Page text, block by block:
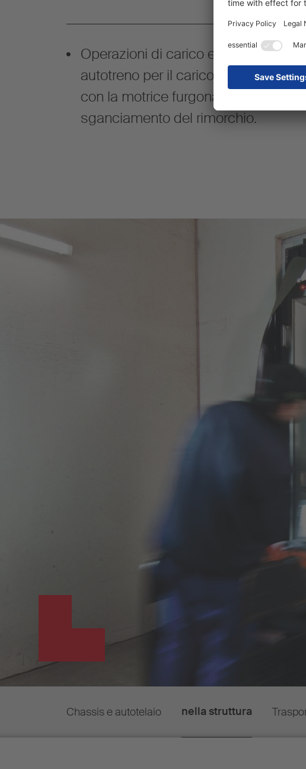
Operazioni di carico e scarico
autotreno per il carico continuo in
con la motrice furgonata M.KO senza
sganciamento del rimorchio.
Chassis e autotelaio nella struttura